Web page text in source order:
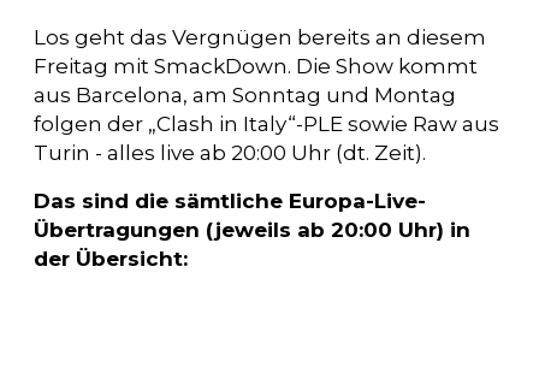
Los geht das Vergnügen bereits an diesem
Freitag mit SmackDown. Die Show kommt
aus Barcelona, am Sonntag und Montag
folgen der „Clash in Italy“-PLE sowie Raw aus
Turin - alles live ab 20:00 Uhr (dt. Zeit).
Das sind die sämtliche Europa-Live-
Übertragungen (jeweils ab 20:00 Uhr) in
der Übersicht: